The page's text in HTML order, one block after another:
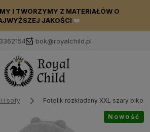
I TWORZYMY Z MATERIAŁÓW O
JAKOŚCI ❤️
bok@royalchild.pl
i sofy Fotelik rozkładany XXL szary
Nowość